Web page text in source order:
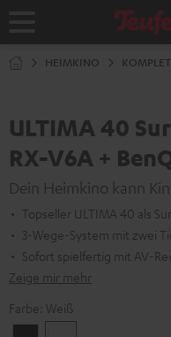
Startseite
HEIMKINO
ULTIMA 40
RX-V6A +
Dein Heimkino kann
Topseller ULTIMA 40 als
3-Wege-System mit zwei
Sofort spielfertig mit AV-
Zeige mir mehr
Farbe: Weiß